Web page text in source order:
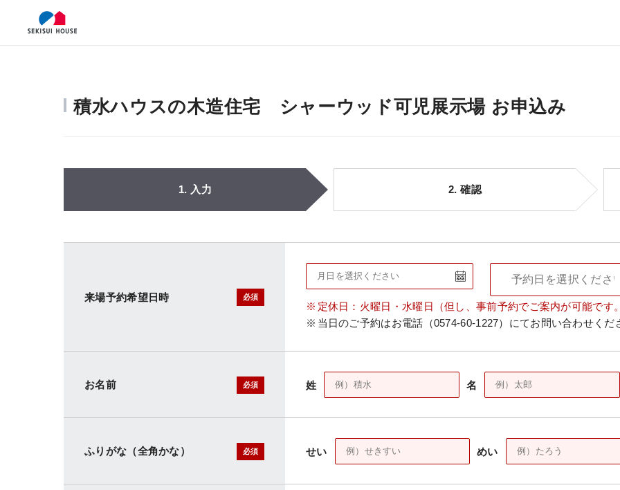
積水ハウスの木造住宅 シャーウッド可児展示場 お申込み
1. 入力 2. 確認
必須
来場予約希望日時
定休日：火曜日・水曜日（但し、事前予約でご案内が可能です
当日のご予約はお電話（0574-60-1227）にてお問い合わせくだ
必須
お名前 姓 名
必須
ふりがな 全角かな せい めい